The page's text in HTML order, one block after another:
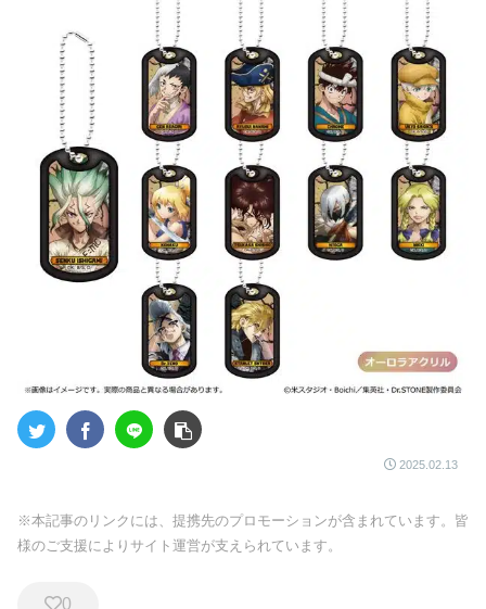
2025.02.13
※本記事のリンクには、提携先のプロモーションが含まれています。皆
様のご支援によりサイト運営が支えられています。
0